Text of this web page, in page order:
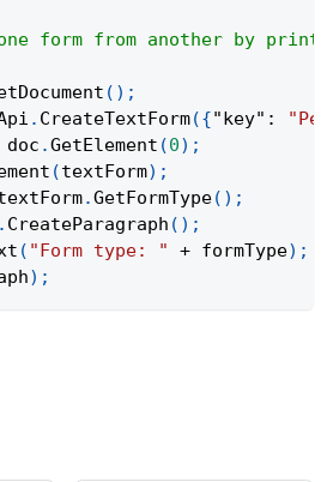
form from another by
( ) ;
. CreateTextForm({"key" :
doc .GetElement (0) ;
(textForm) ;
.GetFormType( ) ;
. CreateParagraph ( ) ;
( "Form type: " + formType) ;
) ;